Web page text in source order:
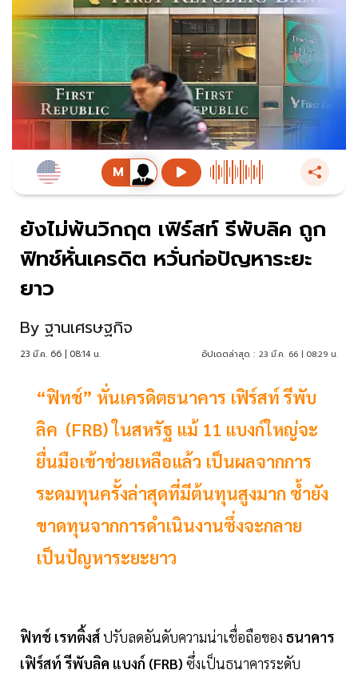
ยังไม่พ้นวิกฤต เฟิร์สท์ รีพับลิค ถูก
ฟิทช์หั่นเครดิต หวั่นก่อปัญหาระยะ
ยาว
By ฐานเศรษฐกิจ
23 มี.ค. 66 | 08:14 น. อัปเดตล่าสุด : 23 มี.ค. 66 | 08:29 น.
“ฟิทช์” หั่นเครดิตธนาคาร เฟิร์สท์ รีพับ
ลิค (FRB) ในสหรัฐ แม้ 11 แบงก์ใหญ่จะ
ยื่นมือเข้าช่วยเหลือแล้ว เป็นผลจากการ
ระดมทุนครั้งล่าสุดที่มีต้นทุนสูงมาก ซ้ำยัง
ขาดทุนจากการดำเนินงานซึ่งจะกลาย
เป็นปัญหาระยะยาว
ฟิทช์ เรทติ้งส์ปรับลดอันดับความน่าเชื่อถือของ ธนาคาร
เฟิร์สท์ รีพับลิค แบงก์ (FRB) ซึ่งเป็นธนาคารระดับ